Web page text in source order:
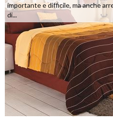
importante e difficile, ma anche
di...